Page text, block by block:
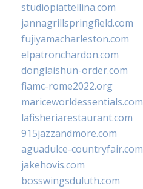
studiopiattellina.com
jannagrillspringfield.com
fujiyamacharleston.com
elpatronchardon.com
donglaishun-order.com
fiamc-rome2022.org
mariceworldessentials.com
lafisheriarestaurant.com
915jazzandmore.com
aguadulce-countryfair.com
jakehovis.com
bosswingsduluth.com